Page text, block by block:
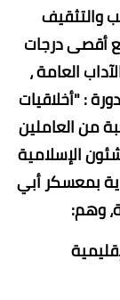
والتثقيف
أقصى درجات
العامة ،
: "أخلاقيات
من العاملين
الإسلامية
بمعسكر أبي
وهم: